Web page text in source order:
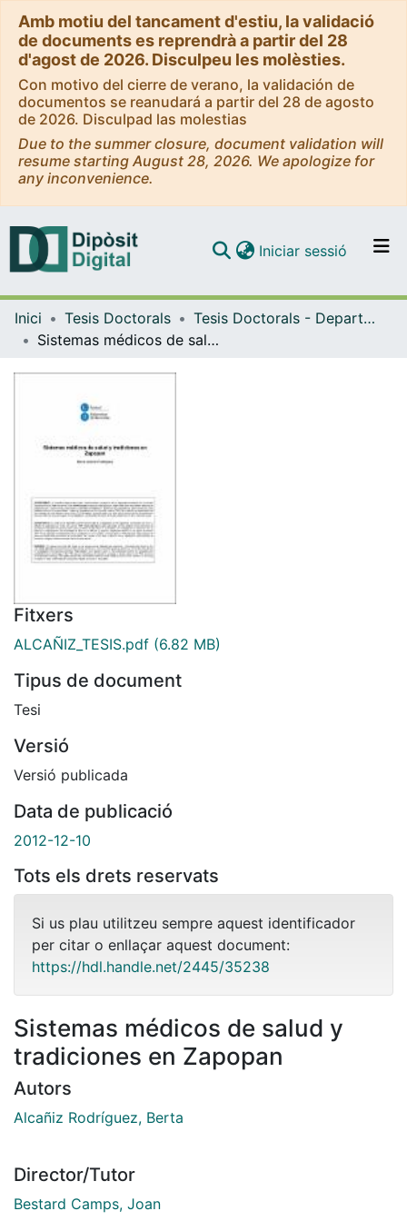
Amb motiu del tancament d'estiu, la validació
de documents es reprendrà a partir del 28
d'agost de 2026. Disculpeu les molèsties.
Con motivo del cierre de verano, la validación de
documentos se reanudará a partir del 28 de agosto
de 2026. Disculpad las molestias
Due to the summer closure, document validation will
resume starting August 28, 2026. We apologize for
any inconvenience.
Navega per tot el DD
Iniciar sessió (current)
Inici Tesis Doctorals
Tesis Doctorals - Departament - Antropologia Cultural i Història d'Amèrica i d'Àfrica
Sistemas médicos de salud y tradiciones en Zapopan
Fitxers
ALCAÑIZ_TESIS.pdf (6.82 MB)
Tipus de document
Tesi
Versió
Versió publicada
Data de publicació
2012-12-10
Tots els drets reservats
Si us plau utilitzeu sempre aquest identificador
per citar o enllaçar aquest document:
https://hdl.handle.net/2445/35238
Sistemas médicos de salud y
tradiciones en Zapopan
Autors
Alcañiz Rodríguez, Berta
Director/Tutor
Bestard Camps, Joan